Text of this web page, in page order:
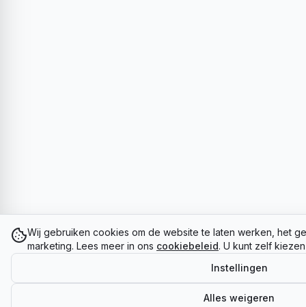
Wij gebruiken cookies om de website te laten werken, het
marketing. Lees meer in ons cookiebeleid. U kunt zelf
Instellingen
Alles weigeren